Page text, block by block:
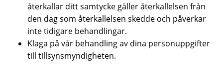
återkallar ditt samtycke gäller återkallelsen från
den dag som återkallelsen skedde och påverkar
inte tidigare behandlingar.
Klaga på vår behandling av dina personuppgifter
till tillsynsmyndigheten.